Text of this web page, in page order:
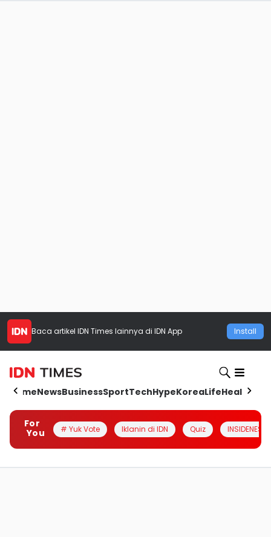
Baca artikel IDN Times lainnya di IDN App Install
HomeNewsBusinessSportTechHypeKoreaLifeHealth
For
You
# Yuk Vote Iklanin di IDN Quiz INSIDENESIA